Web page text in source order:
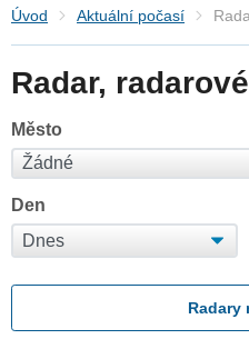
Úvod Aktuální počasí
Radar,
Město
Den
Radary